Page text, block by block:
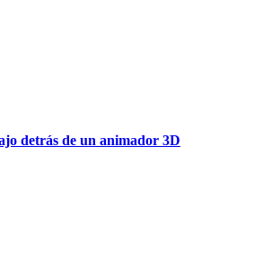
detrás de un animador 3D